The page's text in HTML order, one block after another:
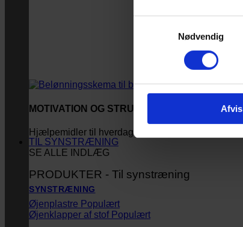
Nødvendig
Afvis
MOTIVATION OG STRUKTUR
Hjælpemidler til hverdagen
SE ALLE INDLÆG
TIL SYNSTRÆNING
PRODUKTER - Til synstræning
SYNSTRÆNING
Øjenplastre
Øjenklapper af stof